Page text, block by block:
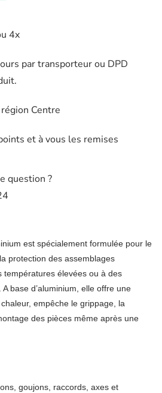
4x
par transporteur ou DPD
Centre
et à vous les remises
question ?
est spécialement formulée pour le
protection des assemblages
températures élevées ou à des
base d’aluminium, elle offre une
empêche le grippage, la
des pièces même après une
goujons, raccords, axes et